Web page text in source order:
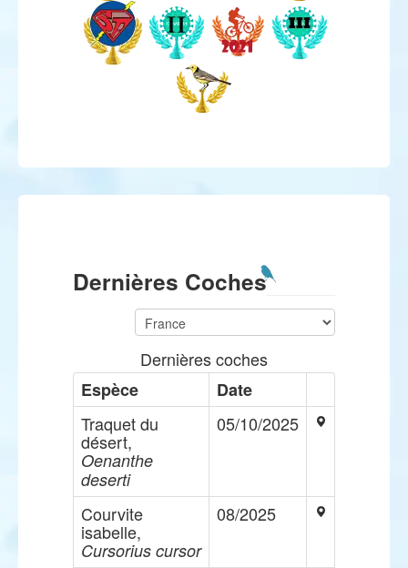
Dernières Coches
Dernières coches
Espèce
Date
Traquet du
désert,
Oenanthe
deserti
05/10/2025
Courvite
isabelle,
Cursorius cursor
08/2025